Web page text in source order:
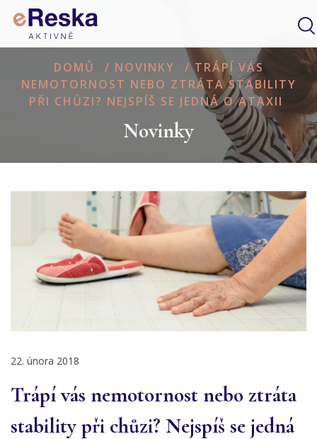
DOMŮ / NOVINKY / TRÁPÍ VÁS
NEMOTORNOST NEBO ZTRÁTA STABILITY
PŘI CHŮZI? NEJSPÍŠ SE JEDNÁ O ATAXII
Novinky
22. února 2018
Trápí vás nemotornost nebo ztráta
stability při chůzi? Nejspíš se jedná